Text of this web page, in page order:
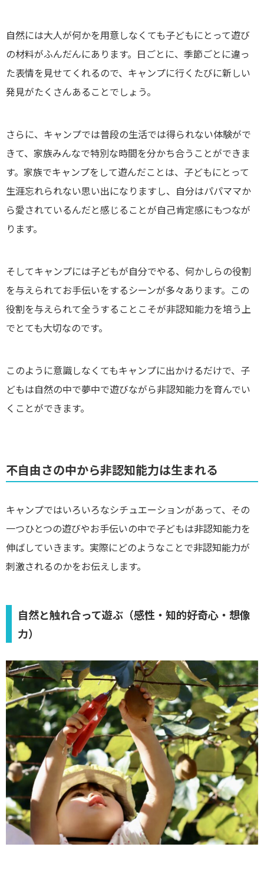
自然には大人が何かを用意しなくても子どもにとって遊び
の材料がふんだんにあります。日ごとに、季節ごとに違っ
た表情を見せてくれるので、キャンプに行くたびに新しい
発見がたくさんあることでしょう。
さらに、キャンプでは普段の生活では得られない体験がで
きて、家族みんなで特別な時間を分かち合うことができま
す。家族でキャンプをして遊んだことは、子どもにとって
生涯忘れられない思い出になりますし、自分はパパママか
ら愛されているんだと感じることが自己肯定感にもつなが
ります。
そしてキャンプには子どもが自分でやる、何かしらの役割
を与えられてお手伝いをするシーンが多々あります。この
役割を与えられて全うすることこそが非認知能力を培う上
でとても大切なのです。
このように意識しなくてもキャンプに出かけるだけで、子
どもは自然の中で夢中で遊びながら非認知能力を育んでい
くことができます。
不自由さの中から非認知能力は生まれる
キャンプではいろいろなシチュエーションがあって、その
一つひとつの遊びやお手伝いの中で子どもは非認知能力を
伸ばしていきます。実際にどのようなことで非認知能力が
刺激されるのかをお伝えします。
自然と触れ合って遊ぶ（感性・知的好奇心・想像
力）